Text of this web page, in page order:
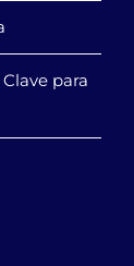
para